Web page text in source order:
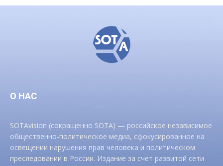
О НАС
SOTAvision (сокращенно SOTA) — российское независимое
общественно-политическое медиа, сфокусированное на
освещении нарушения прав человека и политическом
преследовании в России. Издание за счет развитой сети